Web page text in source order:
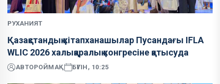
РУХАНИЯТ
Қазақстандық кітапханашылар Пусандағы IFLA
WLIC 2026 халықаралық конгресіне қатысуда
АВТОРОЙМАҚ БҮГІН, 10:25